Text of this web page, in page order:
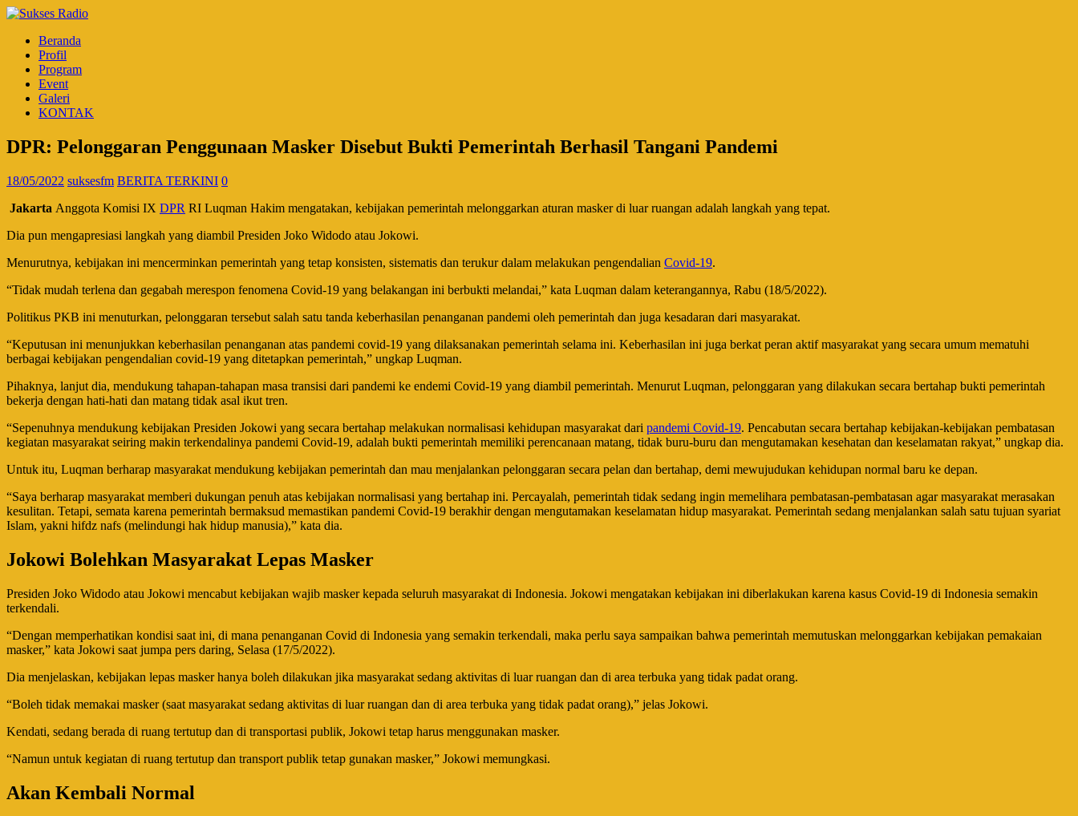
Beranda
Profil
Program
Event
Galeri
KONTAK
DPR: Pelonggaran Penggunaan Masker Disebut Bukti Pemerintah Berhasil Tangani Pandemi
18/05/2022 suksesfm BERITA TERKINI 0
Jakarta Anggota Komisi IX DPR RI Luqman Hakim mengatakan, kebijakan pemerintah melonggarkan aturan masker di luar ruangan adalah langkah yang tepat.
Dia pun mengapresiasi langkah yang diambil Presiden Joko Widodo atau Jokowi.
Menurutnya, kebijakan ini mencerminkan pemerintah yang tetap konsisten, sistematis dan terukur dalam melakukan pengendalian Covid-19.
“Tidak mudah terlena dan gegabah merespon fenomena Covid-19 yang belakangan ini berbukti melandai,” kata Luqman dalam keterangannya, Rabu (18/5/2022).
Politikus PKB ini menuturkan, pelonggaran tersebut salah satu tanda keberhasilan penanganan pandemi oleh pemerintah dan juga kesadaran dari masyarakat.
“Keputusan ini menunjukkan keberhasilan penanganan atas pandemi covid-19 yang dilaksanakan pemerintah selama ini. Keberhasilan ini juga berkat peran aktif masyarakat yang secara umum mematuhi
berbagai kebijakan pengendalian covid-19 yang ditetapkan pemerintah,” ungkap Luqman.
Pihaknya, lanjut dia, mendukung tahapan-tahapan masa transisi dari pandemi ke endemi Covid-19 yang diambil pemerintah. Menurut Luqman, pelonggaran yang dilakukan secara bertahap bukti pemerintah
bekerja dengan hati-hati dan matang tidak asal ikut tren.
“Sepenuhnya mendukung kebijakan Presiden Jokowi yang secara bertahap melakukan normalisasi kehidupan masyarakat dari pandemi Covid-19. Pencabutan secara bertahap kebijakan-kebijakan pembatasan
kegiatan masyarakat seiring makin terkendalinya pandemi Covid-19, adalah bukti pemerintah memiliki perencanaan matang, tidak buru-buru dan mengutamakan kesehatan dan keselamatan rakyat,” ungkap dia.
Untuk itu, Luqman berharap masyarakat mendukung kebijakan pemerintah dan mau menjalankan pelonggaran secara pelan dan bertahap, demi mewujudukan kehidupan normal baru ke depan.
“Saya berharap masyarakat memberi dukungan penuh atas kebijakan normalisasi yang bertahap ini. Percayalah, pemerintah tidak sedang ingin memelihara pembatasan-pembatasan agar masyarakat merasakan
kesulitan. Tetapi, semata karena pemerintah bermaksud memastikan pandemi Covid-19 berakhir dengan mengutamakan keselamatan hidup masyarakat. Pemerintah sedang menjalankan salah satu tujuan syariat
Islam, yakni hifdz nafs (melindungi hak hidup manusia),” kata dia.
Jokowi Bolehkan Masyarakat Lepas Masker
Presiden Joko Widodo atau Jokowi mencabut kebijakan wajib masker kepada seluruh masyarakat di Indonesia. Jokowi mengatakan kebijakan ini diberlakukan karena kasus Covid-19 di Indonesia semakin
terkendali.
“Dengan memperhatikan kondisi saat ini, di mana penanganan Covid di Indonesia yang semakin terkendali, maka perlu saya sampaikan bahwa pemerintah memutuskan melonggarkan kebijakan pemakaian
masker,” kata Jokowi saat jumpa pers daring, Selasa (17/5/2022).
Dia menjelaskan, kebijakan lepas masker hanya boleh dilakukan jika masyarakat sedang aktivitas di luar ruangan dan di area terbuka yang tidak padat orang.
“Boleh tidak memakai masker (saat masyarakat sedang aktivitas di luar ruangan dan di area terbuka yang tidak padat orang),” jelas Jokowi.
Kendati, sedang berada di ruang tertutup dan di transportasi publik, Jokowi tetap harus menggunakan masker.
“Namun untuk kegiatan di ruang tertutup dan transport publik tetap gunakan masker,” Jokowi memungkasi.
Akan Kembali Normal